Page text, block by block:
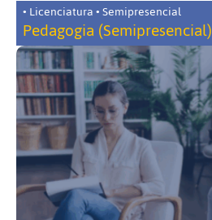
• Licenciatura • Semipresencial
Pedagogia (Semipresencial)